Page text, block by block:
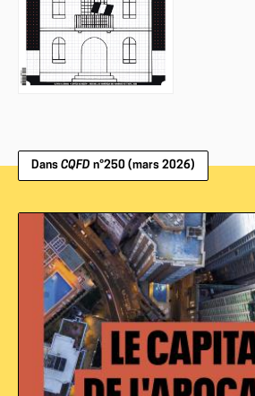
Dans CQFD n°250 (mars 2026)